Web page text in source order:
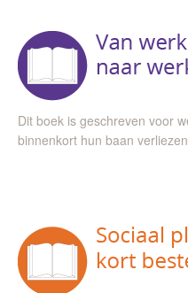
Dit boek is geschreven voor
binnenkort hun baan